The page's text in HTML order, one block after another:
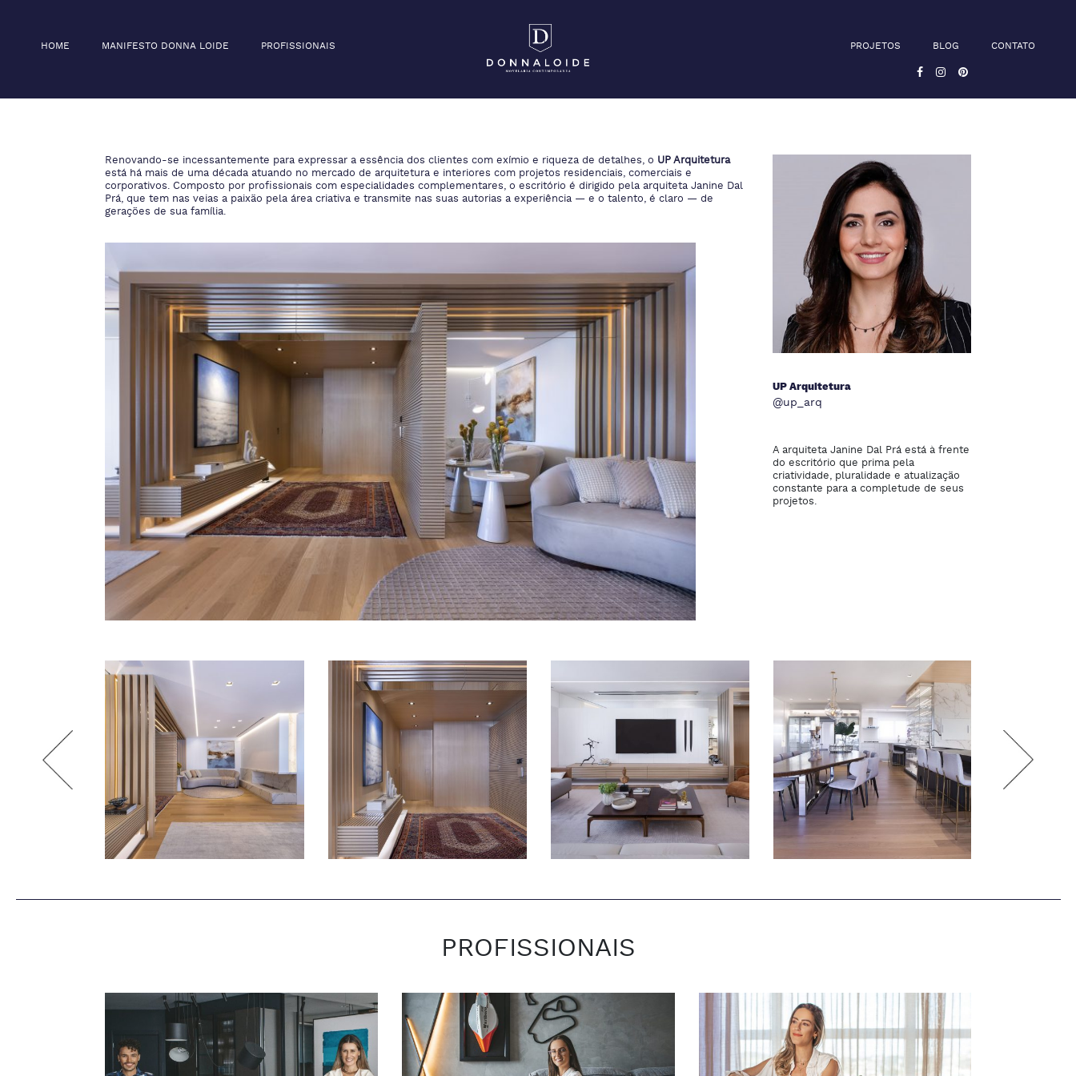
HOME MANIFESTO DONNA LOIDE PROFISSIONAIS PROJETOS BLOG CONTATO
Renovando-se incessantemente para expressar a essência dos clientes com exímio e riqueza de detalhes, o UP Arquitetura
está há mais de uma década atuando no mercado de arquitetura e interiores com projetos residenciais, comerciais e
corporativos. Composto por profissionais com especialidades complementares, o escritório é dirigido pela arquiteta Janine Dal
Prá, que tem nas veias a paixão pela área criativa e transmite nas suas autorias a experiência — e o talento, é claro — de
gerações de sua família.
UP Arquitetura
@up_arq
A arquiteta Janine Dal Prá está à frente
do escritório que prima pela
criatividade, pluralidade e atualização
constante para a completude de seus
projetos.
PROFISSIONAIS